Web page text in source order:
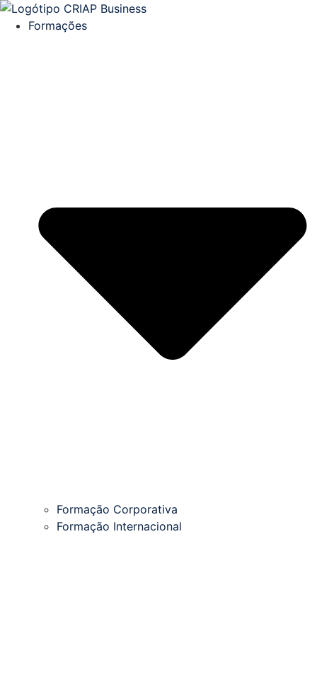
Formações
Formação Corporativa
Formação Internacional